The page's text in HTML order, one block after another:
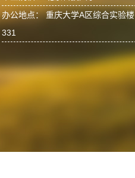
办公地点： 重庆大学A区综合实验楼
331